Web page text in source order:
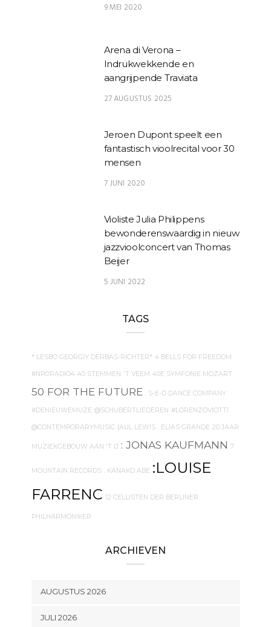
9 MEI 2020
Arena di Verona –
Indrukwekkende en
aangrijpende Traviata
27 AUGUSTUS 2025
Jeroen Dupont speelt een
fantastisch vioolrecital voor 30
mensen
7 JUNI 2020
Violiste Julia Philippens
bewonderenswaardig in nieuw
jazzvioolconcert van Thomas
Beijer
5 JUNI 2022
TAGS
* LESBO GEORGIY DERBAS-RICHTER* 4 BELLS FOR FREEDOM
#NPORADIO4 40 STEMMEN 'T VEEM 40E SYMFONIE MOZART
50 FOR THE FUTURE . S-E-D DANCE COMPANY
#DENIEUWEMUZE @SCHUBERTLIEDEREN #LORENZOVIOTTI
@CONTEMPORARYMUSIC {AUL LEWIS . ELIAS GRANDE 20 JAAR
MUZIEKGEBOUW AAN 'T IJ : JONAS KAUFMANN 7
MOUNTAIN RECORDS . KANAKO ABE :LOUISE
FARRENC 12 CELLISTEN DER BERLINER
PHILHARMONIKER
ARCHIEVEN
AUGUSTUS 2026
JULI 2026